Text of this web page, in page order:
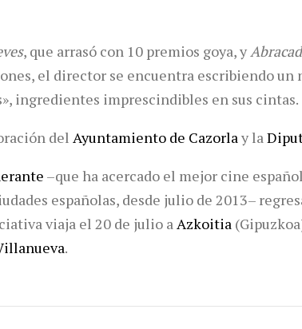
, que arrasó con 10 premios goya, y
el director se encuentra escribiendo un
ingredientes imprescindibles en sus cintas.
del Ayuntamiento de Cazorlay la
–que ha acercado el mejor cine
españolas, desde julio de 2013–
viaja el 20 de julio aAzkoitia
.